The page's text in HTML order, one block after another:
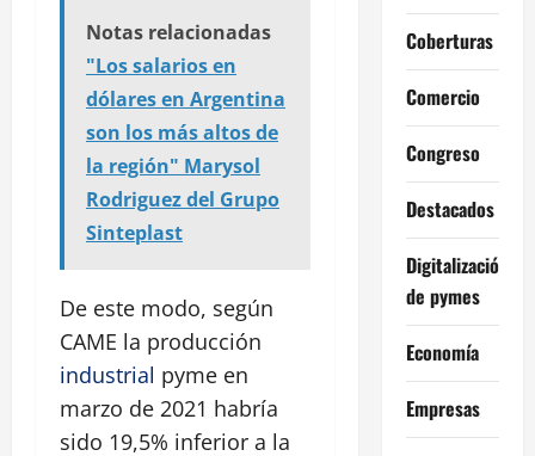
Notas relacionadas
"Los salarios en
dólares en Argentina
son los más altos de
la región" Marysol
Rodriguez del Grupo
Sinteplast
De este modo, según
CAME la producción
industrial pyme en
marzo de 2021 habría
sido 19,5% inferior a la
Coberturas
Comercio
Congreso
Destacados
Digitalización
de pymes
Economía
Empresas